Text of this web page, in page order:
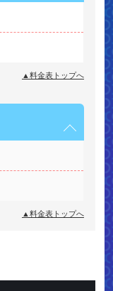
▲料金表トップへ
▲料金表トップへ